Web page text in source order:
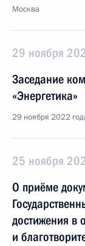
Москва
29 ноября
Заседание
«Энергетика»
29 ноября 2022
25 ноября
О приёме
достижения в
и